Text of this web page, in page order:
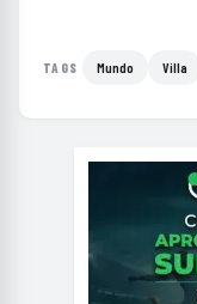
TAGS Mundo Villa